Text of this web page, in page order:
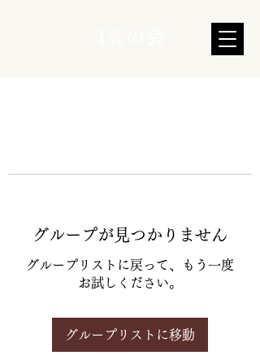
グループが見つかりません
グループリストに戻って、もう一度
お試しください。
グループリストに移動